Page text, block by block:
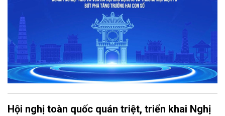
Hội nghị toàn quốc quán triệt, triển khai Nghị